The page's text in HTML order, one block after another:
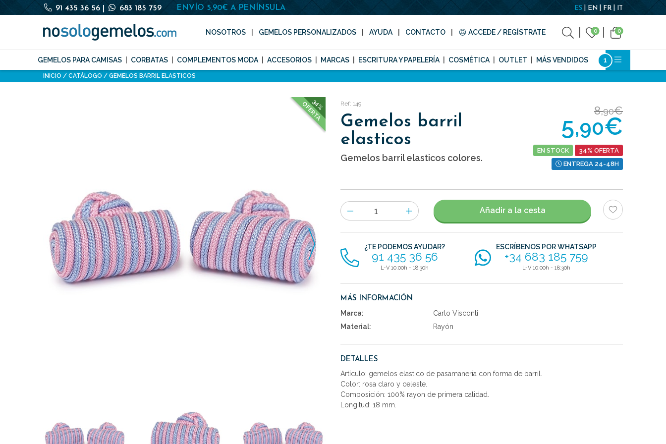
91 435 36 56 683 185 759 ENVÍO 5,90€ A PENÍNSULA ES EN FR IT
NOSOTROS GEMELOS PERSONALIZADOS AYUDA CONTACTO ACCEDE / REGÍSTRATE 0 0
GEMELOS PARA CAMISAS CORBATAS COMPLEMENTOS MODA ACCESORIOS MARCAS ESCRITURA Y PAPELERÍA COSMÉTICA OUTLET MÁS VENDIDOS
INICIO CATÁLOGO GEMELOS BARRIL ELASTICOS
34%
OFERTA Ref: 149
Gemelos barril
elasticos
Gemelos barril elasticos colores.
8,90€
5,90€
EN STOCK
34% OFERTA
ENTREGA 24-48H
Número
de
artículos
Añadir a la cesta
¿TE PODEMOS AYUDAR?
91 435 36 56
L-V 10:00h - 18:30h
ESCRÍBENOS POR WHATSAPP
+34 683 185 759
L-V 10:00h - 18:30h
MÁS INFORMACIÓN
Marca:
Carlo Visconti
Material:
Rayón
DETALLES
Artículo: gemelos elastico de pasamaneria con forma de barril.
Color: rosa claro y celeste.
Composición: 100% rayon de primera calidad.
Longitud: 18 mm.